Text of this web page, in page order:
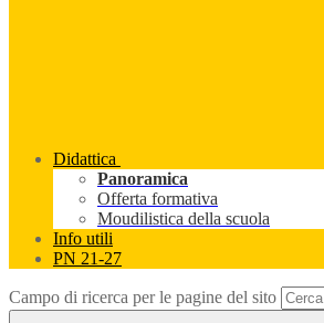
Didattica
Panoramica
Offerta formativa
Moudilistica della scuola
Info utili
PN 21-27
Campo di ricerca per le pagine del sito